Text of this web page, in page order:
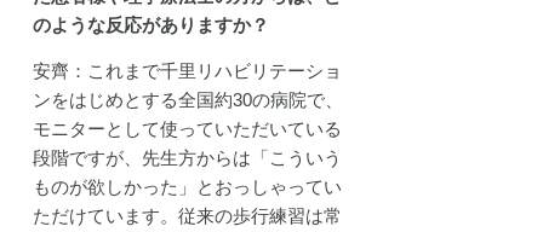
のような反応がありますか？
安齊：これまで千里リハビリテーショ
ンをはじめとする全国約30の病院で、
モニターとして使っていただいている
段階ですが、先生方からは「こういう
ものが欲しかった」とおっしゃってい
ただけています。従来の歩行練習は常